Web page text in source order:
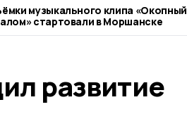
музыкального клипа «Окопный
стартовали в Моршанске
развитие